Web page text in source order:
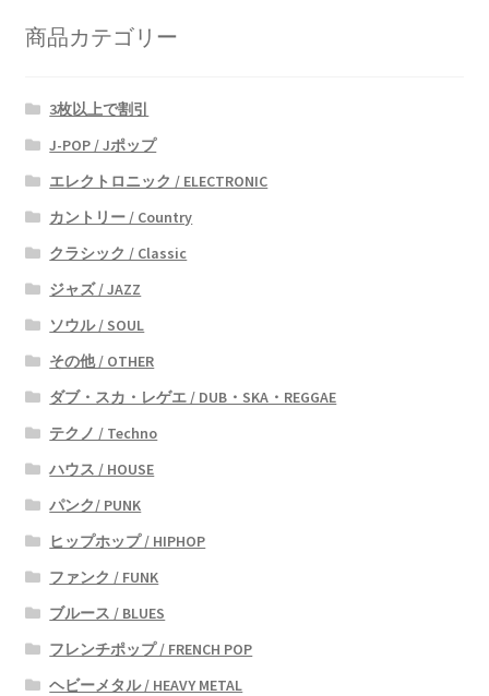
順
商品カテゴリー
3枚以上で割引
J-POP / Jポップ
エレクトロニック / ELECTRONIC
カントリー / Country
クラシック / Classic
ジャズ / JAZZ
ソウル / SOUL
その他 / OTHER
ダブ・スカ・レゲエ / DUB・SKA・REGGAE
テクノ / Techno
ハウス / HOUSE
パンク/ PUNK
ヒップホップ / HIPHOP
ファンク / FUNK
ブルース / BLUES
フレンチポップ / FRENCH POP
ヘビーメタル / HEAVY METAL